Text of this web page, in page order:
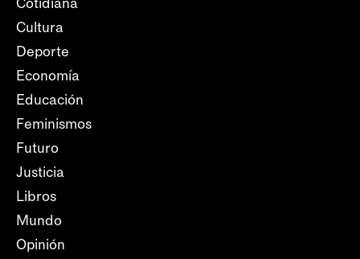
Cotidiana
Cultura
Deporte
Economía
Educación
Feminismos
Futuro
Justicia
Libros
Mundo
Opinión